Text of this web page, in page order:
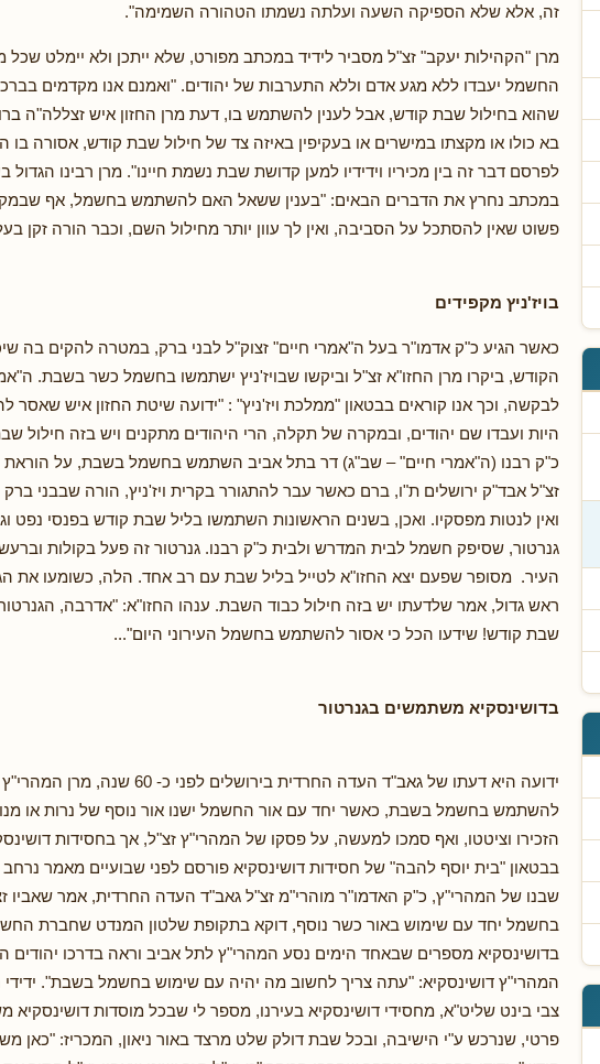
זה, אלא שלא הספיקה השעה ועלתה נשמתו הטהורה השמימה".
מרן "הקהילות יעקב" זצ"ל מסביר לידיד במכתב מפורט, שלא ייתכן ולא יימלט
החשמל יעבדו ללא מגע אדם וללא התערבות של יהודים. "ואמנם אנו מקדמים
שהוא בחילול שבת קודש, אבל לענין להשתמש בו, דעת מרן החזון איש זצללה"ה
בא כולו או מקצתו במישרים או בעקיפין באיזה צד של חילול שבת קודש, אסורה
לפרסם דבר זה בין מכיריו וידידיו למען קדושת שבת נשמת חיינו". מרן רבינו הגדול
במכתב נחרץ את הדברים הבאים: "בענין ששאל האם להשתמש בחשמל, אף
פשוט שאין להסתכל על הסביבה, ואין לך עוון יותר מחילול השם, וכבר הורה זקן
בויז'ניץ מקפידים
כאשר הגיע כ"ק אדמו"ר בעל ה"אמרי חיים" זצוק"ל לבני ברק, במטרה להקים בה
הקודש, ביקרו מרן החזו"א זצ"ל וביקשו שבויז'ניץ ישתמשו בחשמל כשר בשבת.
לבקשה, וכך אנו קוראים בבטאון "ממלכת ויז'ניץ" : "ידועה שיטת החזון איש
היות ועבדו שם יהודים, ובמקרה של תקלה, הרי היהודים מתקנים ויש בזה חילול
כ"ק רבנו (ה"אמרי חיים" – שב"ג) דר בתל אביב השתמש בחשמל בשבת, על הוראת
זצ"ל אבד"ק ירושלים ת"ו, ברם כאשר עבר להתגורר בקרית ויז'ניץ, הורה שבבני
ואין לנטות מפסקיו. ואכן, בשנים הראשונות השתמשו בליל שבת קודש בפנסי נפט
גנרטור, שסיפק חשמל לבית המדרש ולבית כ"ק רבנו. גנרטור זה פעל בקולות
העיר. מסופר שפעם יצא החזו"א לטייל בליל שבת עם רב אחד. הלה, כשומעו את
ראש גדול, אמר שלדעתו יש בזה חילול כבוד השבת. ענהו החזו"א: "אדרבה,
שבת קודש! שידעו הכל כי אסור להשתמש בחשמל העירוני היום"...
בדושינסקיא משתמשים בגנרטור
ידועה היא דעתו של גאב"ד העדה החרדית
להשתמש בחשמל בשבת, כאשר יחד עם אור החשמל ישנו אור נוסף של נרות או
הזכירו וציטטו, ואף סמכו למעשה, על פסקו של המהרי"ץ זצ"ל, אך בחסידות
בבטאון "בית יוסף להבה" של חסידות דושינסקיא פורסם לפני שבועיים מאמר נרחב
שבנו של המהרי"ץ, כ"ק האדמו"ר מוהרי"מ זצ"ל גאב"ד העדה החרדית, אמר שאביו
בחשמל יחד עם שימוש באור כשר נוסף, דוקא בתקופת שלטון המנדט שחברת
בדושינסקיא מספרים שבאחד הימים נסע המהרי"ץ לתל אביב וראה בדרכו יהודים
המהרי"ץ דושינסקיא: "עתה צריך לחשוב מה יהיה עם שימוש בחשמל בשבת".
צבי בינט שליט"א, מחסידי דושינסקיא בעירנו, מספר לי שבכל מוסדות
פרטי, שנרכש ע"י הישיבה, ובכל שבת דולק שלט מרצד באור ניאון, המכריז: "כאן